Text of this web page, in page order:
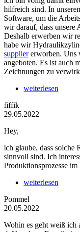
hilfreich sind. In
Software, um die
wir darauf, dass unsere
Deshalb erwerben wir
habe wir
suppliererworben. Uns
angeboten. Es ist auch
Zeichnungen zu
weiterlesen
fiffik
29.05.2022
Hey,
ich glaube, dass solche
sinnvoll sind. Ich
Produktionsprozesse
weiterlesen
Pommel
20.05.2022
Wohin es geht weiß ich